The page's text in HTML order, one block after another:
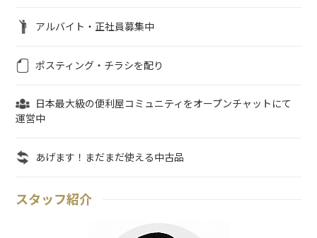
アルバイト・正社員募集中
ポスティング・チラシを配り
日本最大級の便利屋コミュニティをオープンチャットにて
運営中
あげます！まだまだ使える中古品
スタッフ紹介